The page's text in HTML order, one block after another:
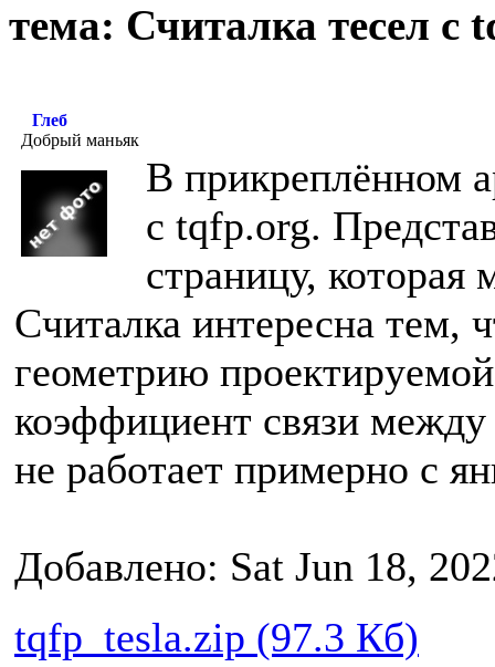
тема: Считалка тесел с
Глеб
Добрый маньяк
В прикреплённом
с tqfp.org.
страницу,
Считалка интересна тем,
геометрию
коэффициент связи
не работает примерно с
Добавлено: Sat Jun 18,
tqfp_tesla.zip (97.3 Кб)